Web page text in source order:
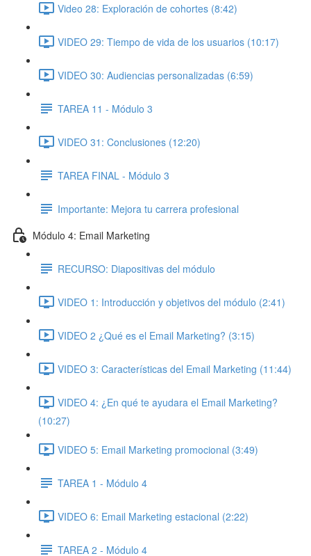
Video 28: Exploración de cohortes (8:42)
VIDEO 29: Tiempo de vida de los usuarios (10:17)
VIDEO 30: Audiencias personalizadas (6:59)
TAREA 11 - Módulo 3
VIDEO 31: Conclusiones (12:20)
TAREA FINAL - Módulo 3
Importante: Mejora tu carrera profesional
Módulo 4: Email Marketing
RECURSO: Diapositivas del módulo
VIDEO 1: Introducción y objetivos del módulo (2:41)
VIDEO 2 ¿Qué es el Email Marketing? (3:15)
VIDEO 3: Características del Email Marketing (11:44)
VIDEO 4: ¿En qué te ayudara el Email Marketing?
(10:27)
VIDEO 5: Email Marketing promocional (3:49)
TAREA 1 - Módulo 4
VIDEO 6: Email Marketing estacional (2:22)
TAREA 2 - Módulo 4